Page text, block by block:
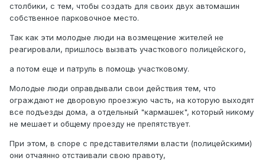
столбики, с тем, чтобы создать для своих двух автомашин
собственное парковочное место.
Так как эти молодые люди на возмещение жителей не
реагировали, пришлось вызвать участкового полицейского,
а потом еще и патруль в помощь участковому.
Молодые люди оправдывали свои действия тем, что
ограждают не дворовую проезжую часть, на которую выходят
все подъезды дома, а отдельный "кармашек", который никому
не мешает и общему проезду не препятствует.
При этом, в споре с представителями власти (полицейскими)
они отчаянно отстаивали свою правоту,